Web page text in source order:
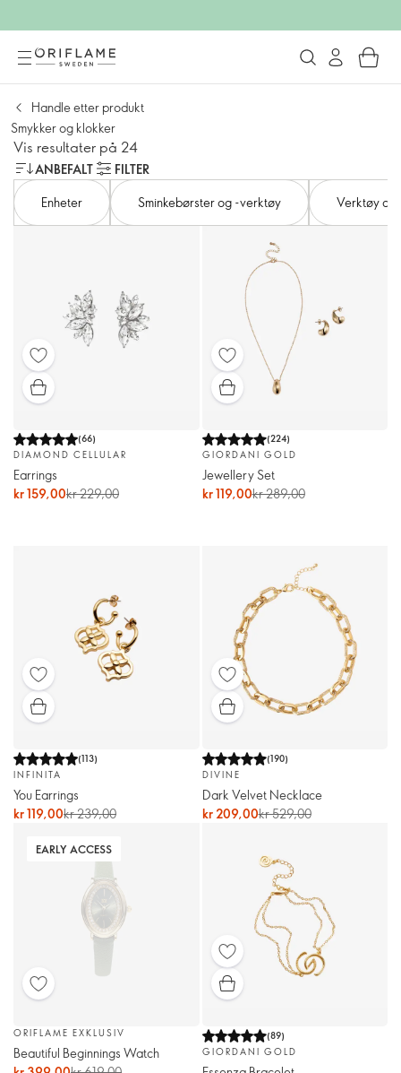
Handle etter produkt
Smykker og klokker
Vis resultater på 24
ANBEFALT
FILTER
Enheter
Sminkebørster og -verktøy Verktøy og
(66)
DIAMOND CELLULAR
Earrings
kr 159,00kr 229,00
(224)
GIORDANI GOLD
Jewellery Set
kr 119,00kr 289,00
(113)
INFINITA
You Earrings
kr 119,00kr 239,00
(190)
DIVINE
Dark Velvet Necklace
kr 209,00kr 529,00
EARLY ACCESS
ORIFLAME EXKLUSIV
Beautiful Beginnings Watch
(89)
GIORDANI GOLD